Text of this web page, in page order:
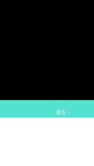
- 廣告 -